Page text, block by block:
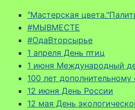
"Мастерская
#МЫВМЕСТЕ
#ОдаВторсырье
1 апреля День птиц
1 июня Международный
100 лет
12 июня День России
12 мая День